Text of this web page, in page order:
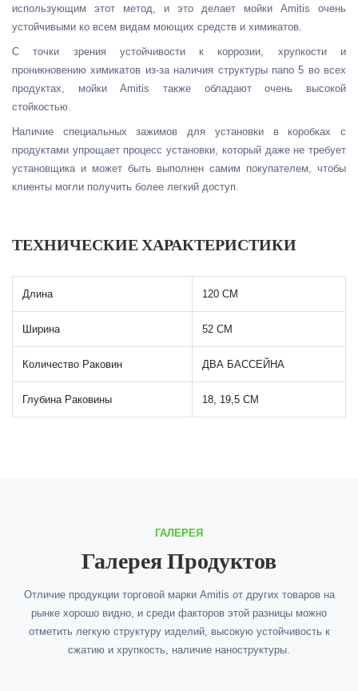
использующим этот метод, и это делает мойки Amitis очень
устойчивыми ко всем видам моющих средств и химикатов.
С точки зрения устойчивости к коррозии, хрупкости и
проникновению химикатов из-за наличия структуры nano 5 во всех
продуктах, мойки Amitis также обладают очень высокой
стойкостью.
Наличие специальных зажимов для установки в коробках с
продуктами упрощает процесс установки, который даже не требует
установщика и может быть выполнен самим покупателем, чтобы
клиенты могли получить более легкий доступ.
ТЕХНИЧЕСКИЕ ХАРАКТЕРИСТИКИ
Длина 120 СМ
Ширина 52 СМ
Количество Раковин ДВА БАССЕЙНА
Глубина Раковины 18, 19,5 СМ
ГАЛЕРЕЯ
Галерея Продуктов
Отличие продукции торговой марки Amitis от других товаров на
рынке хорошо видно, и среди факторов этой разницы можно
отметить легкую структуру изделий, высокую устойчивость к
сжатию и хрупкость, наличие наноструктуры.